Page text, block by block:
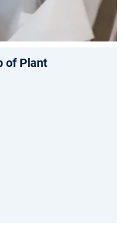
of Plant